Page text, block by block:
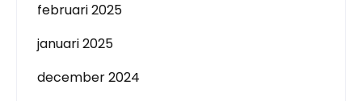
februari 2025
januari 2025
december 2024